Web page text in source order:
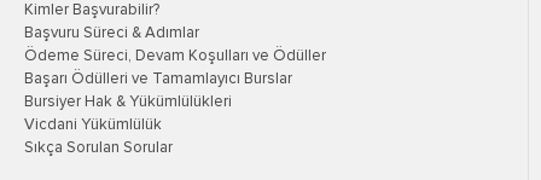
Kimler Başvurabilir?
Başvuru Süreci & Adımlar
Ödeme Süreci, Devam Koşulları ve Ödüller
Başarı Ödülleri ve Tamamlayıcı Burslar
Bursiyer Hak & Yükümlülükleri
Vicdani Yükümlülük
Sıkça Sorulan Sorular